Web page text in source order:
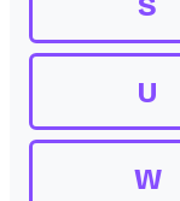
U
W